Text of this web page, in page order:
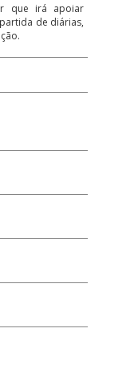
que irá apoiar
de diárias,